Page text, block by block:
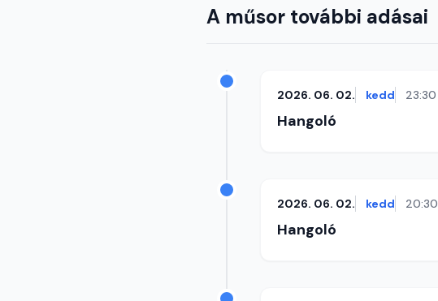
A műsor további adásai
2026. 06. 02. kedd 23:30
Hangoló
2026. 06. 02. kedd 20:30
Hangoló